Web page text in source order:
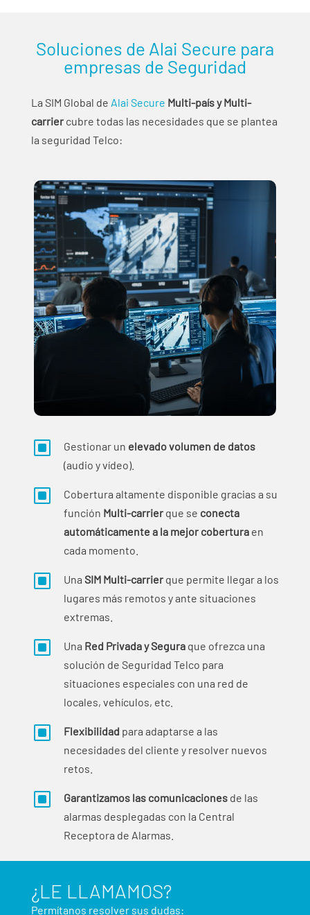
Soluciones de Alai Secure para
empresas de Seguridad
La SIM Global de Alai Secure Multi-país y Multi-
carriercubre todas las necesidades que se plantea
la seguridad Telco:
W Gestionar un elevado volumen de datos
(audio y vídeo).
W
Cobertura altamente disponible gracias a su
función Multi-carrierque se conecta
automáticamente a la mejor coberturaen
cada momento.
W Una SIM Multi-carrierque permite llegar a los
lugares más remotos y ante situaciones
extremas.
W Una Red Privada y Seguraque ofrezca una
solución de Seguridad Telco para
situaciones especiales con una red de
locales, vehículos, etc.
W Flexibilidad para adaptarse a las
necesidades del cliente y resolver nuevos
retos.
W Garantizamos las comunicacionesde las
alarmas desplegadas con la Central
Receptora de Alarmas.
¿LE LLAMAMOS?
Permítanos resolver sus dudas: